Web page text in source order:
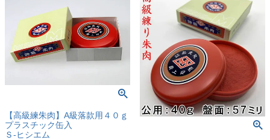
【高級練朱肉】A級落款用４０ｇ
プラスチック缶入
Ｓ-ヒシエム